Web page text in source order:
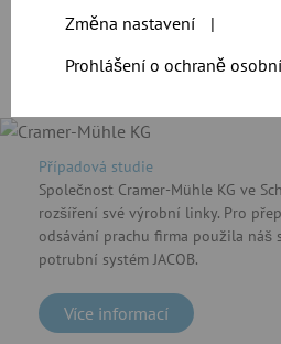
Změna nastavení
|
Prohlášení o ochraně
Případová studie
Společnost Cramer-Mühle KG ve
rozšíření své výrobní linky. Pro
odsávání prachu firma použila náš
potrubní systém JACOB.
Více informací